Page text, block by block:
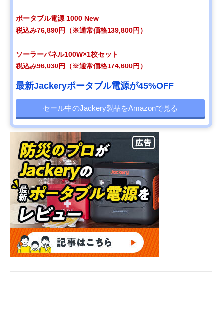
ポータブル電源 1000 New
税込み76,890円（※通常価格139,800円）
ソーラーパネル100W×1枚セット
税込み96,030円（※通常価格174,600円）
最新Jackeryポータブル電源が45%OFF
セール中のJackery製品をAmazonで見る